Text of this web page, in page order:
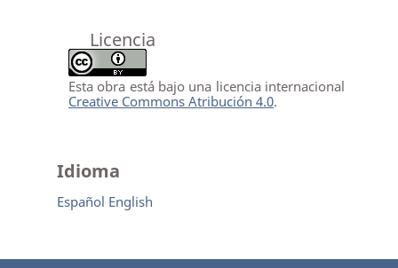
Licencia
Esta obra está bajo una licencia internacional
Creative Commons Atribución 4.0.
Idioma
Español English